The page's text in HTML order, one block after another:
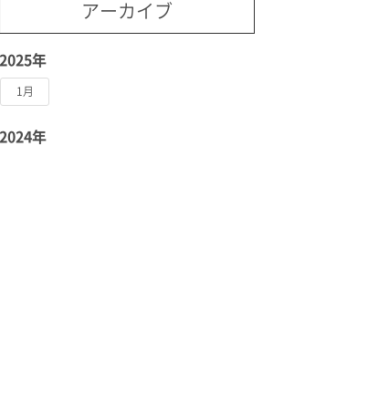
アーカイブ
2025年
1月
2024年